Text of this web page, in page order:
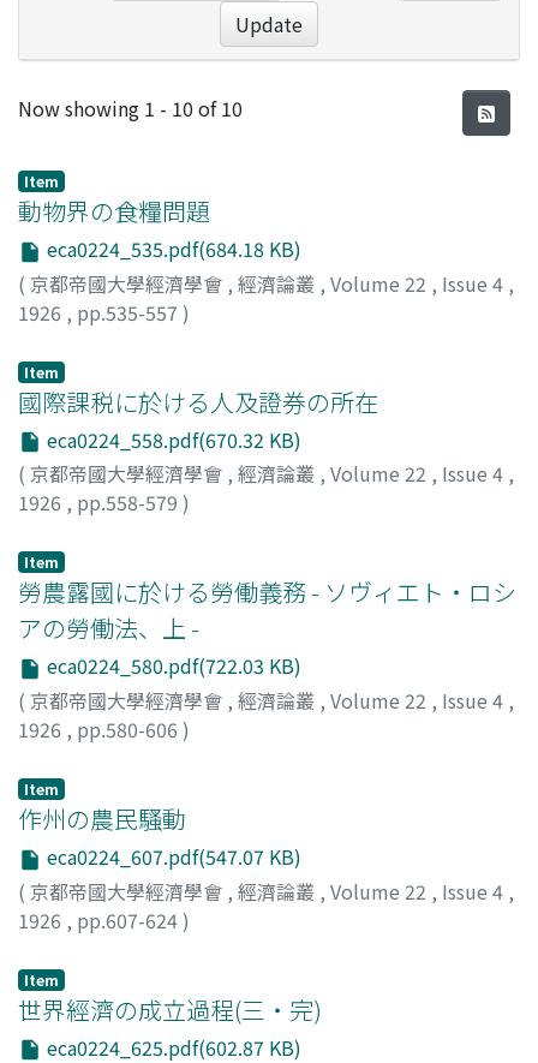
Update
Recent Submissions
Now showing 1 - 10 of 10
Item
動物界の食糧問題
eca0224_535.pdf(684.18 KB)
( 京都帝國大學經濟學會 , 經濟論叢 , Volume 22 , Issue 4 ,
1926 , pp.535-557 )
Item
國際課税に於ける人及證券の所在
eca0224_558.pdf(670.32 KB)
( 京都帝國大學經濟學會 , 經濟論叢 , Volume 22 , Issue 4 ,
1926 , pp.558-579 )
Item
勞農露國に於ける勞働義務 - ソヴィエト・ロシ
アの勞働法、上 -
eca0224_580.pdf(722.03 KB)
( 京都帝國大學經濟學會 , 經濟論叢 , Volume 22 , Issue 4 ,
1926 , pp.580-606 )
Item
作州の農民騷動
eca0224_607.pdf(547.07 KB)
( 京都帝國大學經濟學會 , 經濟論叢 , Volume 22 , Issue 4 ,
1926 , pp.607-624)
Item
世界經濟の成立過程(三・完)
eca0224_625.pdf(602.87 KB)